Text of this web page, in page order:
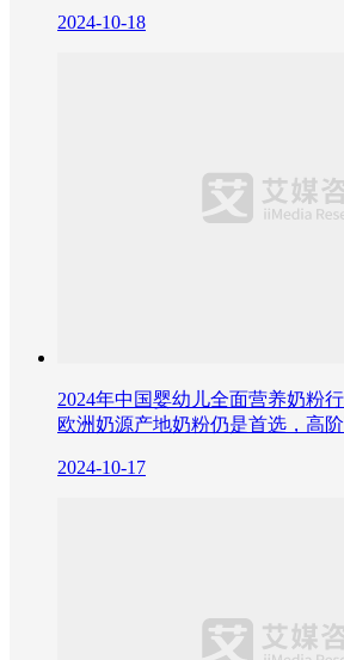
2024-10-18
2024年中国婴幼儿全面营养奶粉
欧洲奶源产地奶粉仍是首选，高
2024-10-17